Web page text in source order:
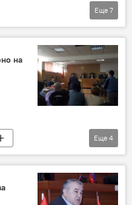
Общество
Еще 7
на
Коркмазов
Еще 4